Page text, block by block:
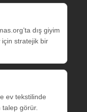
dış giyim
için stratejik bir
ev tekstilinde
görür.